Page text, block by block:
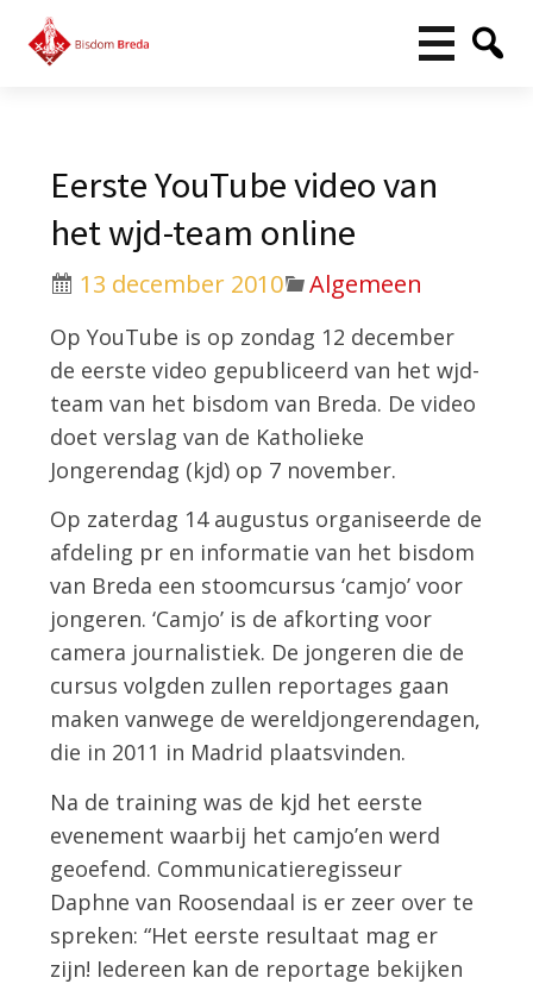
Eerste YouTube video van
het wjd-team online
13 december 2010 Algemeen
Op YouTube is op zondag 12 december
de eerste video gepubliceerd van het wjd-
team van het bisdom van Breda. De video
doet verslag van de Katholieke
Jongerendag (kjd) op 7 november.
Op zaterdag 14 augustus organiseerde de
afdeling pr en informatie van het bisdom
van Breda een stoomcursus ‘camjo’ voor
jongeren. ‘Camjo’ is de afkorting voor
camera journalistiek. De jongeren die de
cursus volgden zullen reportages gaan
maken vanwege de wereldjongerendagen,
die in 2011 in Madrid plaatsvinden.
Na de training was de kjd het eerste
evenement waarbij het camjo’en werd
geoefend. Communicatieregisseur
Daphne van Roosendaal is er zeer over te
spreken: “Het eerste resultaat mag er
zijn! Iedereen kan de reportage bekijken